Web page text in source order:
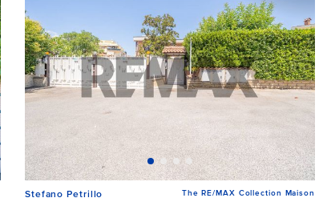
Stefano Petrillo The RE/MAX Collection Maison